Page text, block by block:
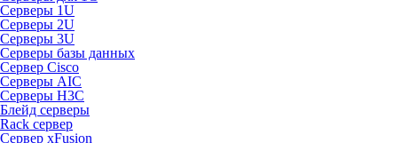
Серверы 1U
Серверы 2U
Серверы 3U
Серверы базы данных
Сервер Cisco
Серверы AIC
Серверы H3C
Блейд серверы
Rack сервер
Сервер xFusion